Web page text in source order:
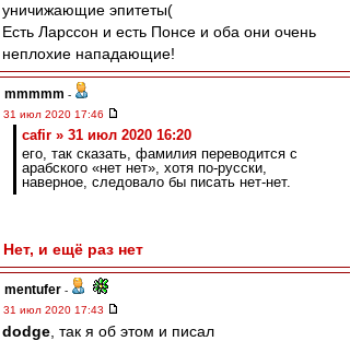
уничижающие эпитеты(
Есть Ларссон и есть Понсе и оба они очень
неплохие нападающие!
mmmmm -
31 июл 2020 17:46
cafir » 31 июл 2020 16:20
его, так сказать, фамилия переводится с
арабского «нет нет», хотя по-русски,
наверное, следовало бы писать нет-нет.
Нет, и ещё раз нет
mentufer -
31 июл 2020 17:43
dodge , так я об этом и писал